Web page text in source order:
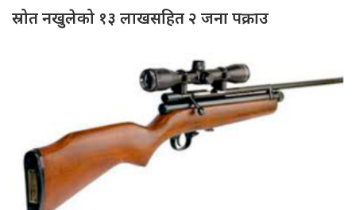
स्रोत नखुलेको १३ लाखसहित २ जना पक्राउ